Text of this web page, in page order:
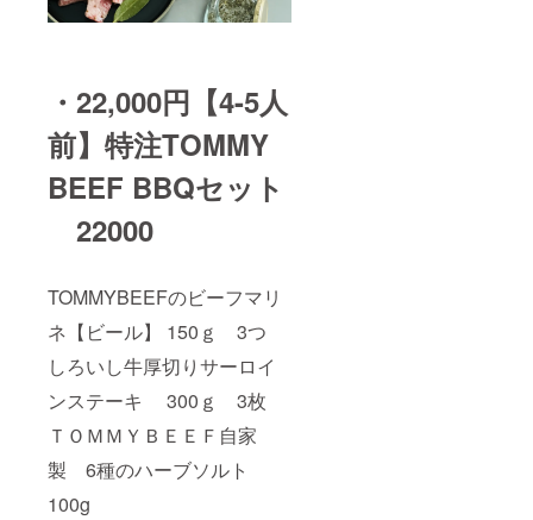
・22,000円【4-5人
前】特注TOMMY
BEEF BBQセット
22000
TOMMYBEEFのビーフマリ
ネ【ビール】 150ｇ 3つ
しろいし牛厚切りサーロイ
ンステーキ 300ｇ 3枚
ＴＯＭＭＹＢＥＥＦ自家
製 6種のハーブソルト
100g